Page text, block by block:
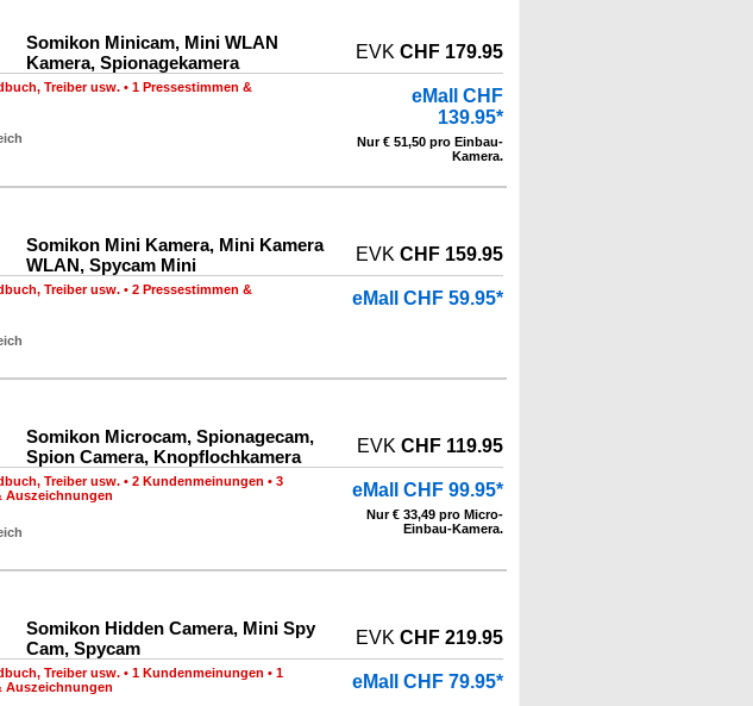
Somikon Minicam, Mini WLAN
Kamera, Spionagekamera
EVK CHF 179.95
Treiber usw. • 1 Pressestimmen &
eMall CHF
139.95*
Nur € 51,50 pro Einbau-
Kamera.
Somikon Mini Kamera, Mini Kamera
WLAN, Spycam Mini
EVK CHF 159.95
Treiber usw. • 2 Pressestimmen &
eMall CHF 59.95*
Somikon Microcam, Spionagecam,
Spion Camera, Knopflochkamera
EVK CHF 119.95
Treiber usw. • 2 Kundenmeinungen • 3
Auszeichnungen
eMall CHF 99.95*
Nur € 33,49 pro Micro-
Einbau-Kamera.
Somikon Hidden Camera, Mini Spy
Cam, Spycam
EVK CHF 219.95
Treiber usw. • 1 Kundenmeinungen • 1
Auszeichnungen
eMall CHF 79.95*